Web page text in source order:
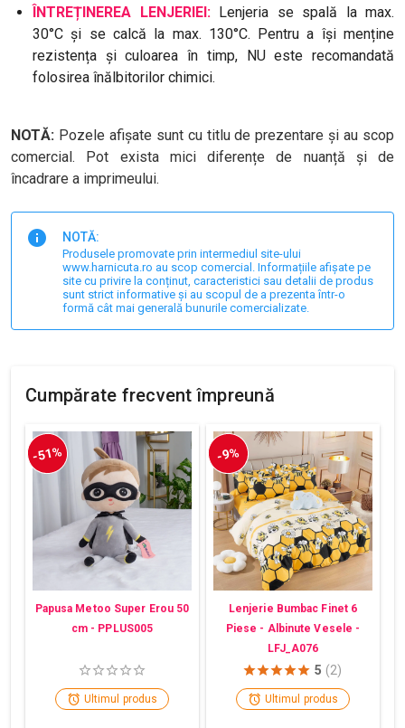
ÎNTREȚINEREA LENJERIEI: Lenjeria se spală la max.
30°C și se calcă la max. 130°C. Pentru a își menține
rezistența și culoarea în timp, NU este recomandată
folosirea înălbitorilor chimici.
NOTĂ: Pozele afișate sunt cu titlu de prezentare și au scop
comercial. Pot exista mici diferențe de nuanță și de
încadrare a imprimeului.
NOTĂ:
Produsele promovate prin intermediul site-ului
www.harnicuta.ro au scop comercial. Informațiile afișate pe
site cu privire la conținut, caracteristici sau detalii de produs
sunt strict informative și au scopul de a prezenta într-o
formă cât mai generală bunurile comercializate.
Cumpărate frecvent împreună
-51%
Papusa Metoo Super Erou 50
cm - PPLUS005
Ultimul produs
-9%
Lenjerie Bumbac Finet 6
Piese - Albinute Vesele -
LFJ_A076
5 (2)
Ultimul produs